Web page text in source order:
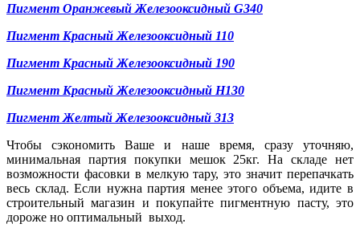
Пигмент Оранжевый Железооксидный G340
Пигмент Красный Железооксидный 110
Пигмент Красный Железооксидный 190
Пигмент Красный Железооксидный H130
Пигмент Желтый Железооксидный 313
Чтобы сэкономить Ваше и наше время, сразу уточняю,
минимальная партия покупки мешок 25кг. На складе нет
возможности фасовки в мелкую тару, это значит перепачкать
весь склад. Если нужна партия менее этого объема, идите в
строительный магазин и покупайте пигментную пасту, это
дороже но оптимальный выход.